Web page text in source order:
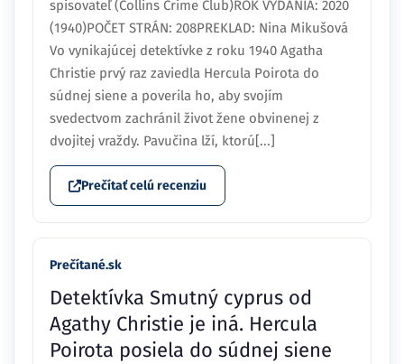
spisovateľ (Collins Crime Club)ROK VYDANIA: 2020
(1940)POČET STRÁN: 208PREKLAD: Nina Mikušová
Vo vynikajúcej detektívke z roku 1940 Agatha
Christie prvý raz zaviedla Hercula Poirota do
súdnej siene a poverila ho, aby svojím
svedectvom zachránil život žene obvinenej z
dvojitej vraždy. Pavučina lží, ktorú[...]
Prečítať celú recenziu
Prečítané.sk
Detektívka Smutný cyprus od
Agathy Christie je iná. Hercula
Poirota posiela do súdnej siene